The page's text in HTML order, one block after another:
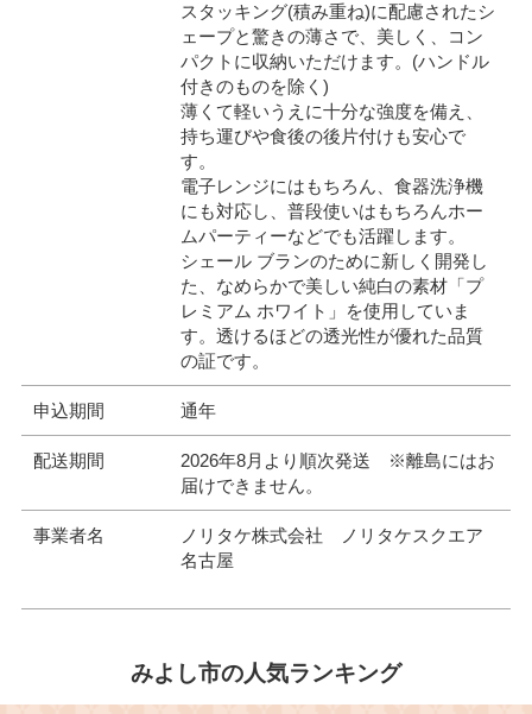
スタッキング(積み重ね)に配慮されたシ
ェープと驚きの薄さで、美しく、コン
パクトに収納いただけます。(ハンドル
付きのものを除く)
薄くて軽いうえに十分な強度を備え、
持ち運びや食後の後片付けも安心で
す。
電子レンジにはもちろん、食器洗浄機
にも対応し、普段使いはもちろんホー
ムパーティーなどでも活躍します。
シェール ブランのために新しく開発し
た、なめらかで美しい純白の素材「プ
レミアム ホワイト」を使用していま
す。透けるほどの透光性が優れた品質
の証です。
申込期間 通年
配送期間
2026年8月より順次発送 ※離島にはお
届けできません。
事業者名
ノリタケ株式会社 ノリタケスクエア
名古屋
みよし市の人気ランキング